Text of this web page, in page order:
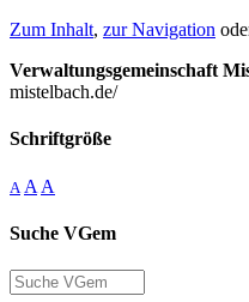
Zum Inhalt, zur Navigation
Verwaltungsgemeinschaft
mistelbach.de/
Schriftgröße
A A A
Suche VGem